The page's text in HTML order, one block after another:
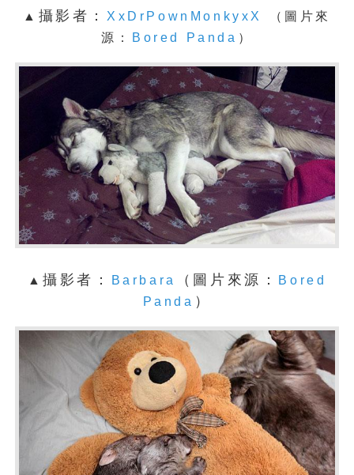
▲ 攝影者： XxDrPownMonkyxX
（圖片來
源：
Bored Panda ）
▲攝影者： Barbara （圖片來源：
Bored
Panda ）